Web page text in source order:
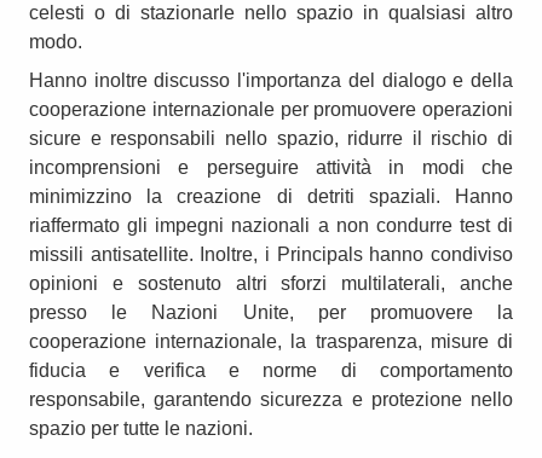
celesti o di stazionarle nello spazio in qualsiasi altro
modo.
Hanno inoltre discusso l'importanza del dialogo e della
cooperazione internazionale per promuovere operazioni
sicure e responsabili nello spazio, ridurre il rischio di
incomprensioni e perseguire attività in modi che
minimizzino la creazione di detriti spaziali. Hanno
riaffermato gli impegni nazionali a non condurre test di
missili antisatellite. Inoltre, i Principals hanno condiviso
opinioni e sostenuto altri sforzi multilaterali, anche
presso le Nazioni Unite, per promuovere la
cooperazione internazionale, la trasparenza, misure di
fiducia e verifica e norme di comportamento
responsabile, garantendo sicurezza e protezione nello
spazio per tutte le nazioni.